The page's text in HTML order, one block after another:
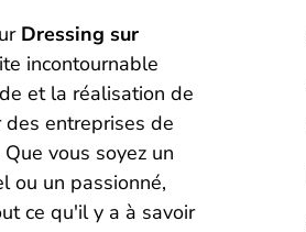
Dressing sur
incontournable
et la réalisation de
entreprises de
vous soyez un
ou un passionné,
ce qu'il y a à savoir